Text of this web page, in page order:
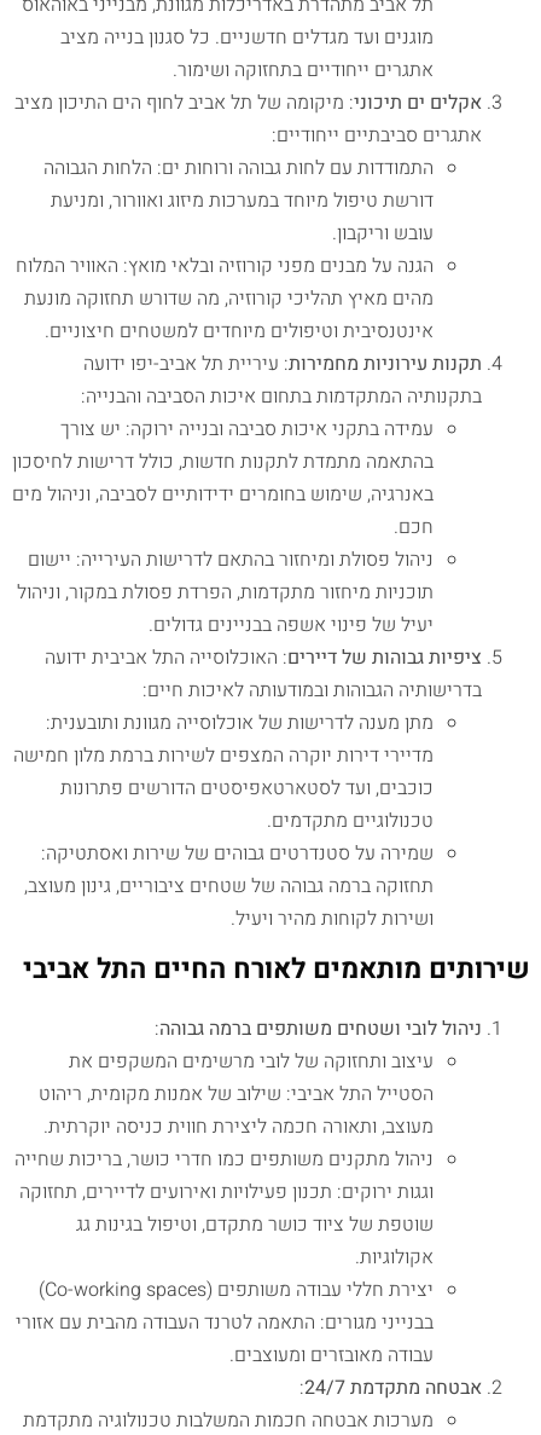
מוגנים ועד מגדלים חדשניים. כל סגנון בנייה מציב
אתגרים ייחודיים בתחזוקה ושימור.
אקלים ים תיכוני: מיקומה של תל אביב לחוף הים התיכון מציב
אתגרים סביבתיים ייחודיים:
התמודדות עם לחות גבוהה ורוחות ים: הלחות הגבוהה
דורשת טיפול מיוחד במערכות מיזוג ואוורור, ומניעת
עובש וריקבון.
הגנה על מבנים מפני קורוזיה ובלאי מואץ: האוויר המלוח
מהים מאיץ תהליכי קורוזיה, מה שדורש תחזוקה מונעת
אינטנסיבית וטיפולים מיוחדים למשטחים חיצוניים.
תקנות עירוניות מחמירות: עיריית תל אביב-יפו ידועה
בתקנותיה המתקדמות בתחום איכות הסביבה והבנייה:
עמידה בתקני איכות סביבה ובנייה ירוקה: יש צורך
בהתאמה מתמדת לתקנות חדשות, כולל דרישות לחיסכון
באנרגיה, שימוש בחומרים ידידותיים לסביבה, וניהול מים
חכם.
ניהול פסולת ומיחזור בהתאם לדרישות העירייה: יישום
תוכניות מיחזור מתקדמות, הפרדת פסולת במקור, וניהול
יעיל של פינוי אשפה בבניינים גדולים.
ציפיות גבוהות של דיירים: האוכלוסייה התל אביבית ידועה
בדרישותיה הגבוהות ובמודעותה לאיכות חיים:
מתן מענה לדרישות של אוכלוסייה מגוונת ותובענית:
מדיירי דירות יוקרה המצפים לשירות ברמת מלון חמישה
כוכבים, ועד לסטארטאפיסטים הדורשים פתרונות
טכנולוגיים מתקדמים.
שמירה על סטנדרטים גבוהים של שירות ואסתטיקה:
תחזוקה ברמה גבוהה של שטחים ציבוריים, גינון מעוצב,
ושירות לקוחות מהיר ויעיל.
שירותים מותאמים לאורח החיים התל אביבי
ניהול לובי ושטחים משותפים ברמה גבוהה:
עיצוב ותחזוקה של לובי מרשימים המשקפים את
הסטייל התל אביבי: שילוב של אמנות מקומית, ריהוט
מעוצב, ותאורה חכמה ליצירת חווית כניסה יוקרתית.
ניהול מתקנים משותפים כמו חדרי כושר, בריכות שחייה
וגגות ירוקים: תכנון פעילויות ואירועים לדיירים, תחזוקה
שוטפת של ציוד כושר מתקדם, וטיפול בגינות גג
אקולוגיות.
יצירת חללי עבודה משותפים (Co-working spaces)
בבנייני מגורים: התאמה לטרנד העבודה מהבית עם אזורי
עבודה מאובזרים ומעוצבים.
אבטחה מתקדמת 24/7
:
מערכות אבטחה חכמות המשלבות טכנולוגיה מתקדמת